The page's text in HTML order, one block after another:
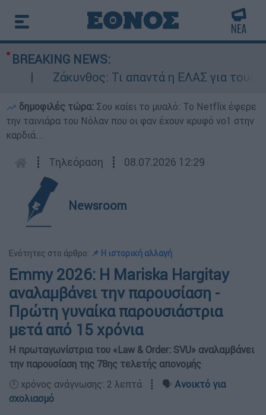
BREAKING NEWS:
Ζάκυνθος: Τι απαντά η ΕΛΑΣ για τους 8
δημοφιλές τώρα: Σου καίει το μυαλό: Το Netflix έφερε
την ταινιάρα του Νόλαν που οι φαν έχουν κρυφό νο1 στην
καρδιά...
┋ Τηλεόραση ┋ 08.07.2026 12:29
Newsroom
Ενότητες στο άρθρο: 📌 Η ιστορική αλλαγή
Emmy 2026: Η Mariska Hargitay
αναλαμβάνει την παρουσίαση -
Πρώτη γυναίκα παρουσιάστρια
μετά από 15 χρόνια
Η πρωταγωνίστρια του «Law & Order: SVU» αναλαμβάνει
την παρουσίαση της 78ης τελετής απονομής
🕛 χρόνος ανάγνωσης: 2 λεπτά ┋ 🗣️ Ανοικτό για
σχολιασμό